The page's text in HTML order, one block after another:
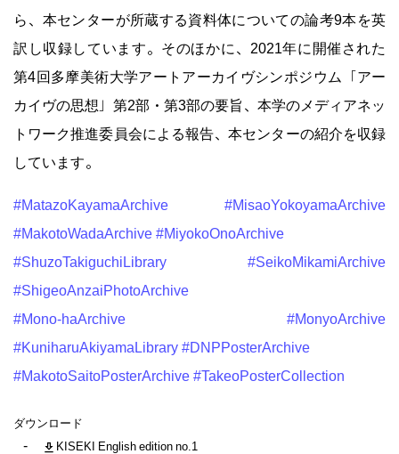
ら、本センターが所蔵する資料体についての論考9本を英
訳し収録しています。そのほかに、2021年に開催された
第4回多摩美術大学アートアーカイヴシンポジウム「アー
カイヴの思想」第2部・第3部の要旨、本学のメディアネッ
トワーク推進委員会による報告、本センターの紹介を収録
しています。
#MatazoKayamaArchive
#MisaoYokoyamaArchive
#MakotoWadaArchive #MiyokoOnoArchive
#ShuzoTakiguchiLibrary
#SeikoMikamiArchive
#ShigeoAnzaiPhotoArchive
#Mono-haArchive
#MonyoArchive
#KuniharuAkiyamaLibrary #DNPPosterArchive
#MakotoSaitoPosterArchive #TakeoPosterCollection
ダウンロード
KISEKI English edition no.1